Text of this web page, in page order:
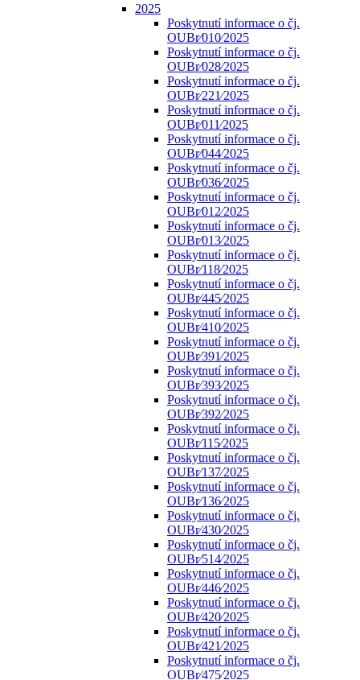
2025
Poskytnutí informace o čj.
OUBr⁄010⁄2025
Poskytnutí informace o čj.
OUBr⁄028⁄2025
Poskytnutí informace o čj.
OUBr⁄221⁄2025
Poskytnutí informace o čj.
OUBr⁄011⁄2025
Poskytnutí informace o čj.
OUBr⁄044⁄2025
Poskytnutí informace o čj.
OUBr⁄036⁄2025
Poskytnutí informace o čj.
OUBr⁄012⁄2025
Poskytnutí informace o čj.
OUBr⁄013⁄2025
Poskytnutí informace o čj.
OUBr⁄118⁄2025
Poskytnutí informace o čj.
OUBr⁄445⁄2025
Poskytnutí informace o čj.
OUBr⁄410⁄2025
Poskytnutí informace o čj.
OUBr⁄391⁄2025
Poskytnutí informace o čj.
OUBr⁄393⁄2025
Poskytnutí informace o čj.
OUBr⁄392⁄2025
Poskytnutí informace o čj.
OUBr⁄115⁄2025
Poskytnutí informace o čj.
OUBr⁄137⁄2025
Poskytnutí informace o čj.
OUBr⁄136⁄2025
Poskytnutí informace o čj.
OUBr⁄430⁄2025
Poskytnutí informace o čj.
OUBr⁄514⁄2025
Poskytnutí informace o čj.
OUBr⁄446⁄2025
Poskytnutí informace o čj.
OUBr⁄420⁄2025
Poskytnutí informace o čj.
OUBr⁄421⁄2025
Poskytnutí informace o čj.
OUBr⁄475⁄2025